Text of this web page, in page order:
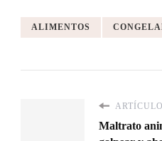
ALIMENTOS
Maltrato